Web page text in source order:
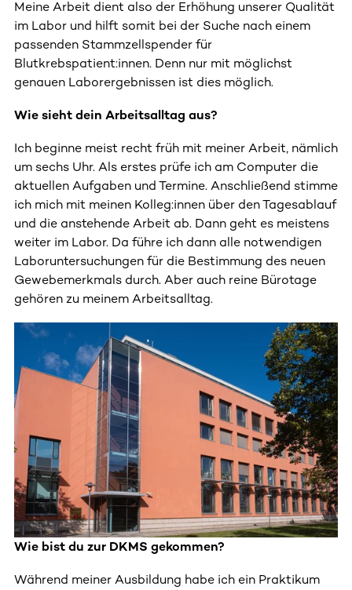
Meine Arbeit dient also der Erhöhung unserer Qualität
im Labor und hilft somit bei der Suche nach einem
passenden Stammzellspender für
Blutkrebspatient:innen. Denn nur mit möglichst
genauen Laborergebnissen ist dies möglich.
Wie sieht dein Arbeitsalltag aus?
Ich beginne meist recht früh mit meiner Arbeit, nämlich
um sechs Uhr. Als erstes prüfe ich am Computer die
aktuellen Aufgaben und Termine. Anschließend stimme
ich mich mit meinen Kolleg:innen über den Tagesablauf
und die anstehende Arbeit ab. Dann geht es meistens
weiter im Labor. Da führe ich dann alle notwendigen
Laboruntersuchungen für die Bestimmung des neuen
Gewebemerkmals durch. Aber auch reine Bürotage
gehören zu meinem Arbeitsalltag.
Wie bist du zur DKMS gekommen?
Während meiner Ausbildung habe ich ein Praktikum